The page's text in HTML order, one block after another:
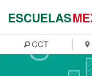
ESCUELAS
CCT